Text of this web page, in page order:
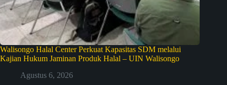
Walisongo Halal Center Perkuat Kapasitas SDM melalui
Kajian Hukum Jaminan Produk Halal – UIN Walisongo
Agustus 6, 2026